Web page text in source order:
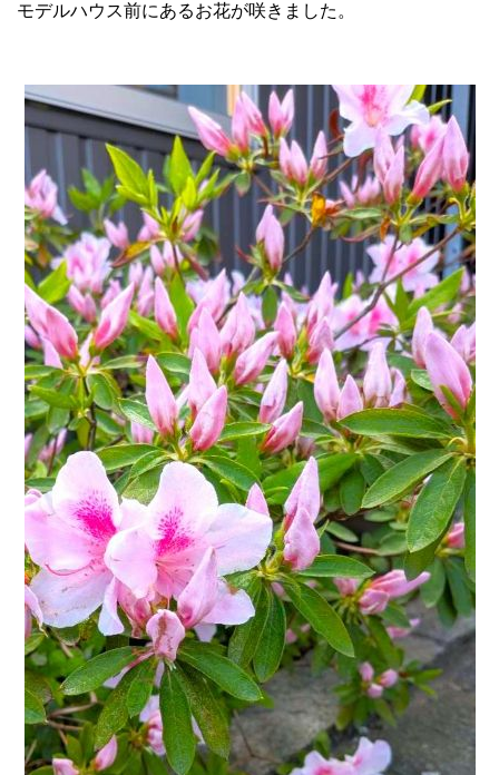
モデルハウス前にあるお花が咲きました。